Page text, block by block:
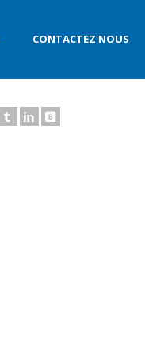
CONTACTEZ NOUS